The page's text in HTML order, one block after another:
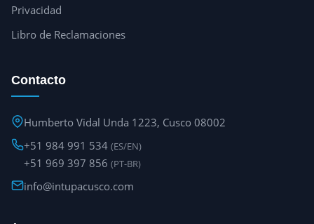
Privacidad
Libro de Reclamaciones
Contacto
Humberto Vidal Unda 1223, Cusco 08002
+51 984 991 534 (ES/EN)
+51 969 397 856 (PT-BR)
info@intupacusco.com